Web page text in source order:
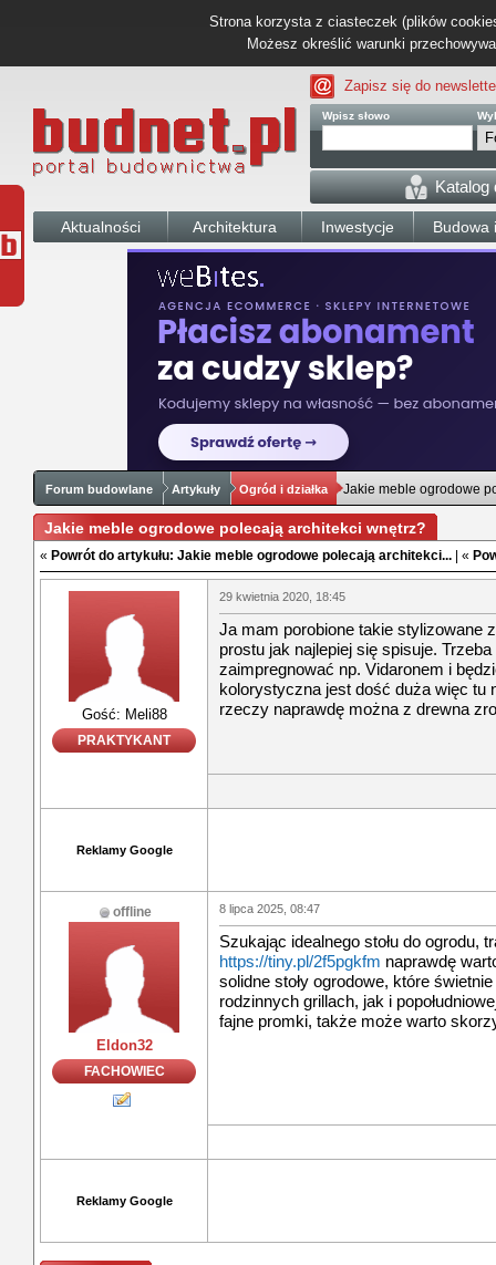
Strona korzysta z ciasteczek (plików
Możesz określić warunki
Zapisz się do
Wpisz słowo
Katalog
Aktualności Architektura Inwestycje Budowa
Forum budowlane Artykuły Ogród i działka Jakie meble ogrodowe
Jakie meble ogrodowe polecają architekci wnętrz?
« Powrót do artykułu: Jakie meble ogrodowe polecają architekci... | «
Gość: Meli88
PRAKTYKANT
29 kwietnia 2020, 18:45
Ja mam porobione takie stylizowane
prostu jak najlepiej się spisuje. Trzeba
zaimpregnować np. Vidaronem i
kolorystyczna jest dość duża więc tu
rzeczy naprawdę można z drewna
Reklamy Google
offline
Eldon32
FACHOWIEC
8 lipca 2025, 08:47
Szukając idealnego stołu do ogrodu,
https://tiny.pl/2f5pgkfm naprawdę
solidne stoły ogrodowe, które
rodzinnych grillach, jak i
fajne promki, także może warto
Reklamy Google